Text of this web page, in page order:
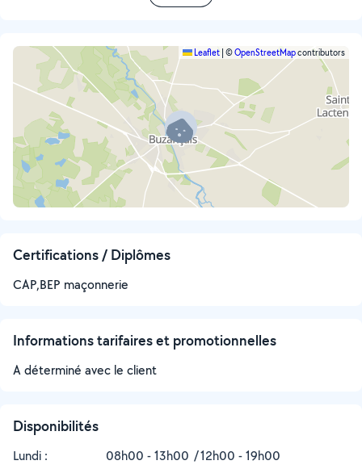
Leaflet ©OpenStreetMapcontributors
Certifications / Diplômes
CAP,BEP maçonnerie
Informations tarifaires et promotionnelles
A déterminé avec le client
Disponibilités
Lundi : 08h00 - 13h00
12h00 - 19h00